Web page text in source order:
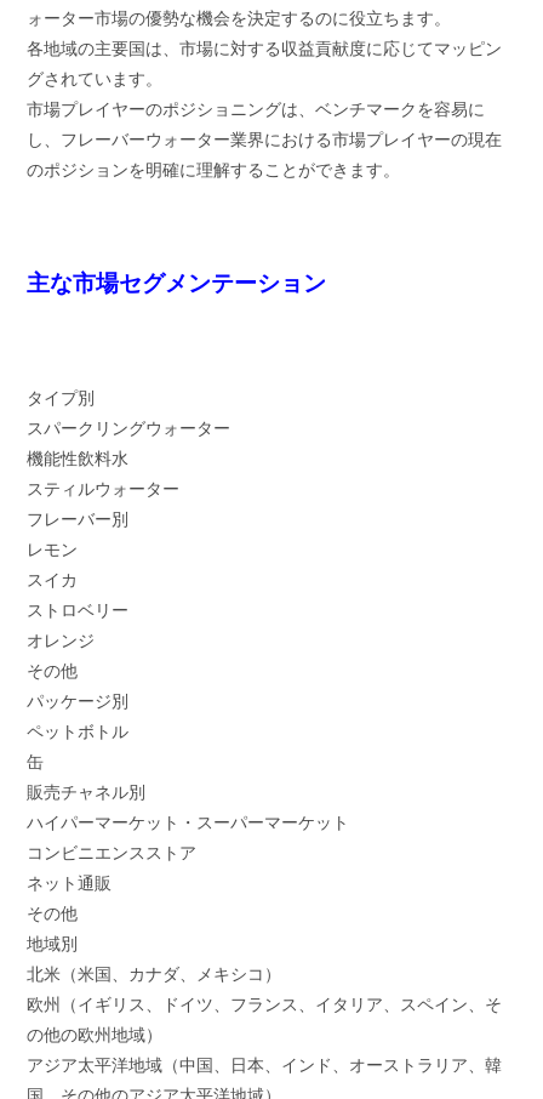
ォーター市場の優勢な機会を決定するのに役立ちます。
各地域の主要国は、市場に対する収益貢献度に応じてマッピン
グされています。
市場プレイヤーのポジショニングは、ベンチマークを容易に
し、フレーバーウォーター業界における市場プレイヤーの現在
のポジションを明確に理解することができます。
主な市場セグメンテーション
タイプ別
スパークリングウォーター
機能性飲料水
スティルウォーター
フレーバー別
レモン
スイカ
ストロベリー
オレンジ
その他
パッケージ別
ペットボトル
缶
販売チャネル別
ハイパーマーケット・スーパーマーケット
コンビニエンスストア
ネット通販
その他
地域別
北米（米国、カナダ、メキシコ）
欧州（イギリス、ドイツ、フランス、イタリア、スペイン、そ
の他の欧州地域）
アジア太平洋地域（中国、日本、インド、オーストラリア、韓